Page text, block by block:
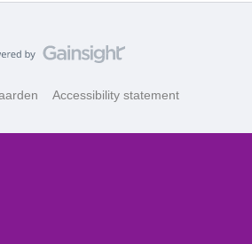
Accessibility statement